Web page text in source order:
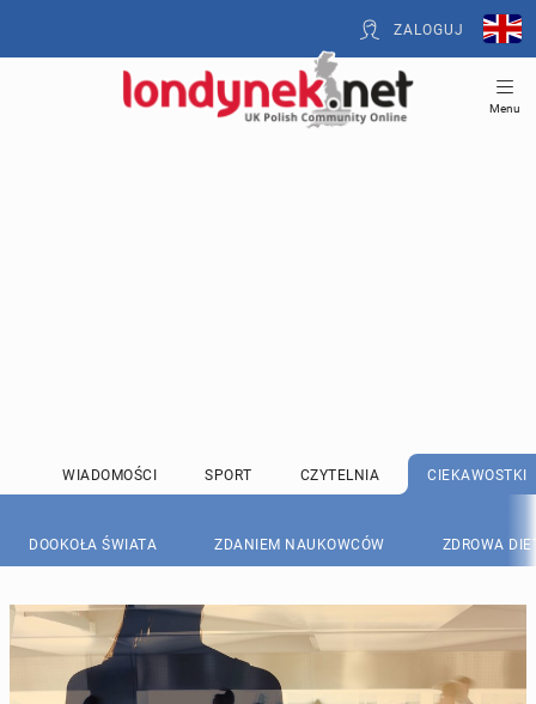
ZALOGUJ
Menu
WIADOMOŚCI SPORT CZYTELNIA CIEKAWOSTKI
DOOKOŁA ŚWIATA ZDANIEM NAUKOWCÓW ZDROWA